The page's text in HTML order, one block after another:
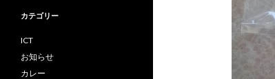
カテゴリー
ICT
お知らせ
カレー